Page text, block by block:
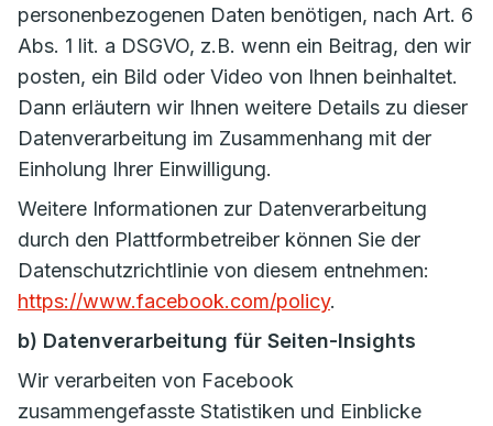
personenbezogenen Daten benötigen, nach Art. 6
Abs. 1 lit. a DSGVO, z.B. wenn ein Beitrag, den wir
posten, ein Bild oder Video von Ihnen beinhaltet.
Dann erläutern wir Ihnen weitere Details zu dieser
Datenverarbeitung im Zusammenhang mit der
Einholung Ihrer Einwilligung.
Weitere Informationen zur Datenverarbeitung
durch den Plattformbetreiber können Sie der
Datenschutzrichtlinie von diesem entnehmen:
https://www.facebook.com/policy.
b) Datenverarbeitung für Seiten-Insights
Wir verarbeiten von Facebook
zusammengefasste Statistiken und Einblicke